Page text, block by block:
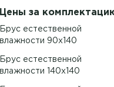
Цены за
Брус естественной
влажности 90x140
Брус естественной
влажности 140x140